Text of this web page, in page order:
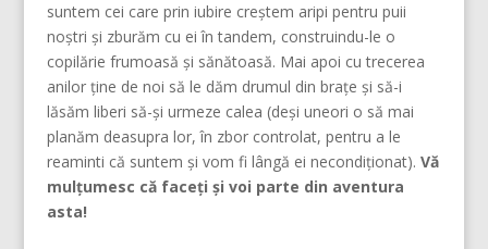
suntem cei care prin iubire creştem aripi pentru puii
noştri şi zburăm cu ei în tandem, construindu-le o
copilărie frumoasă şi sănătoasă. Mai apoi cu trecerea
anilor ține de noi să le dăm drumul din braţe și să-i
lăsăm liberi să-și urmeze calea (deşi uneori o să mai
planăm deasupra lor, în zbor controlat, pentru a le
reaminti că suntem şi vom fi lângă ei necondiţionat). Vă
mulțumesc că faceți și voi parte din aventura
asta!